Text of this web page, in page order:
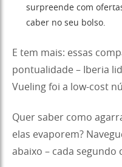
surpreende com
caber no seu bolso.
E tem mais: essas
pontualidade – Iberia
Vueling foi a low-cost
Quer saber como
elas evaporem?
abaixo – cada segundo